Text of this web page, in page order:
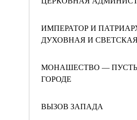
ИМПЕРАТОР И
ДУХОВНАЯ И
МОНАШЕСТВО —
ГОРОДЕ
ВЫЗОВ ЗАПАДА